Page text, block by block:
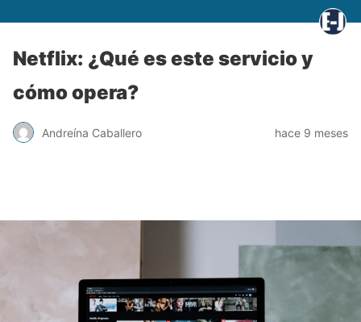
Netflix: ¿Qué es este servicio y
cómo opera?
Andreína Caballero hace 9 meses